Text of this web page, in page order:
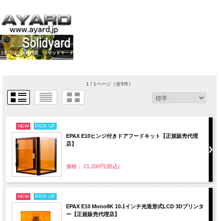
1 / 1ページ（全5件）
NEW PICK UP
EPAX E10ヒンジ付きドアフードキット【正規販売代理
店】
価格： 21,200円(税込)
NEW PICK UP
EPAX E10 Mono8K 10.1インチ光造形式LCD 3Dプリンタ
ー【正規販売代理店】